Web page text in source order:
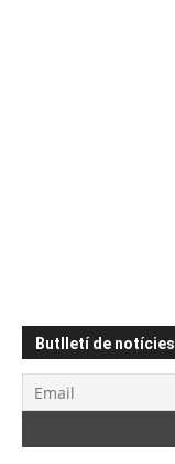
Butlletí de notícies